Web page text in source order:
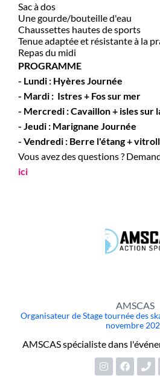
Sac à dos
Une gourde/bouteille d'eau
Chaussettes hautes de sports
Tenue adaptée et résistante à la
Repas du midi
PROGRAMME
- Lundi : Hyères Journée
- Mardi : Istres + Fos sur mer
- Mercredi : Cavaillon + isles sur
- Jeudi : Marignane Journée
- Vendredi : Berre l'étang +
Vous avez des questions ?
ici
AMSCAS
Organisateur de Stage tournée des
novembre
AMSCAS spécialiste dans